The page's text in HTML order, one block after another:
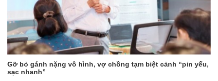
Gỡ bỏ gánh nặng vô hình, vợ chồng tạm biệt cảnh “pin yếu,
sạc nhanh”